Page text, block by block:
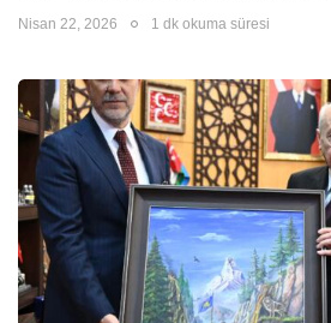
Nisan 22, 2026 1 dk okuma süresi